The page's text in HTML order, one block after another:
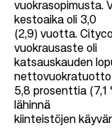
vuokrasopimusta.
kestoaika oli 3,0
(2,9) vuotta.
vuokrausaste oli
katsauskauden
nettovuokratuotto
5,8 prosenttia
lähinnä
kiinteistöjen